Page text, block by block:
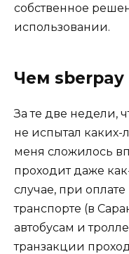
собственное
использовании.
Чем
За те две недели,
не испытал каких-
меня сложилось
проходит даже
случае, при
транспорте (в
автобусам и
транзакции